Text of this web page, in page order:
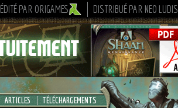
ÉDITÉ PAR ORIGAMES DISTRIBUÉ PAR NEO LUDIS
ARTICLES TÉLÉCHARGEMENTS